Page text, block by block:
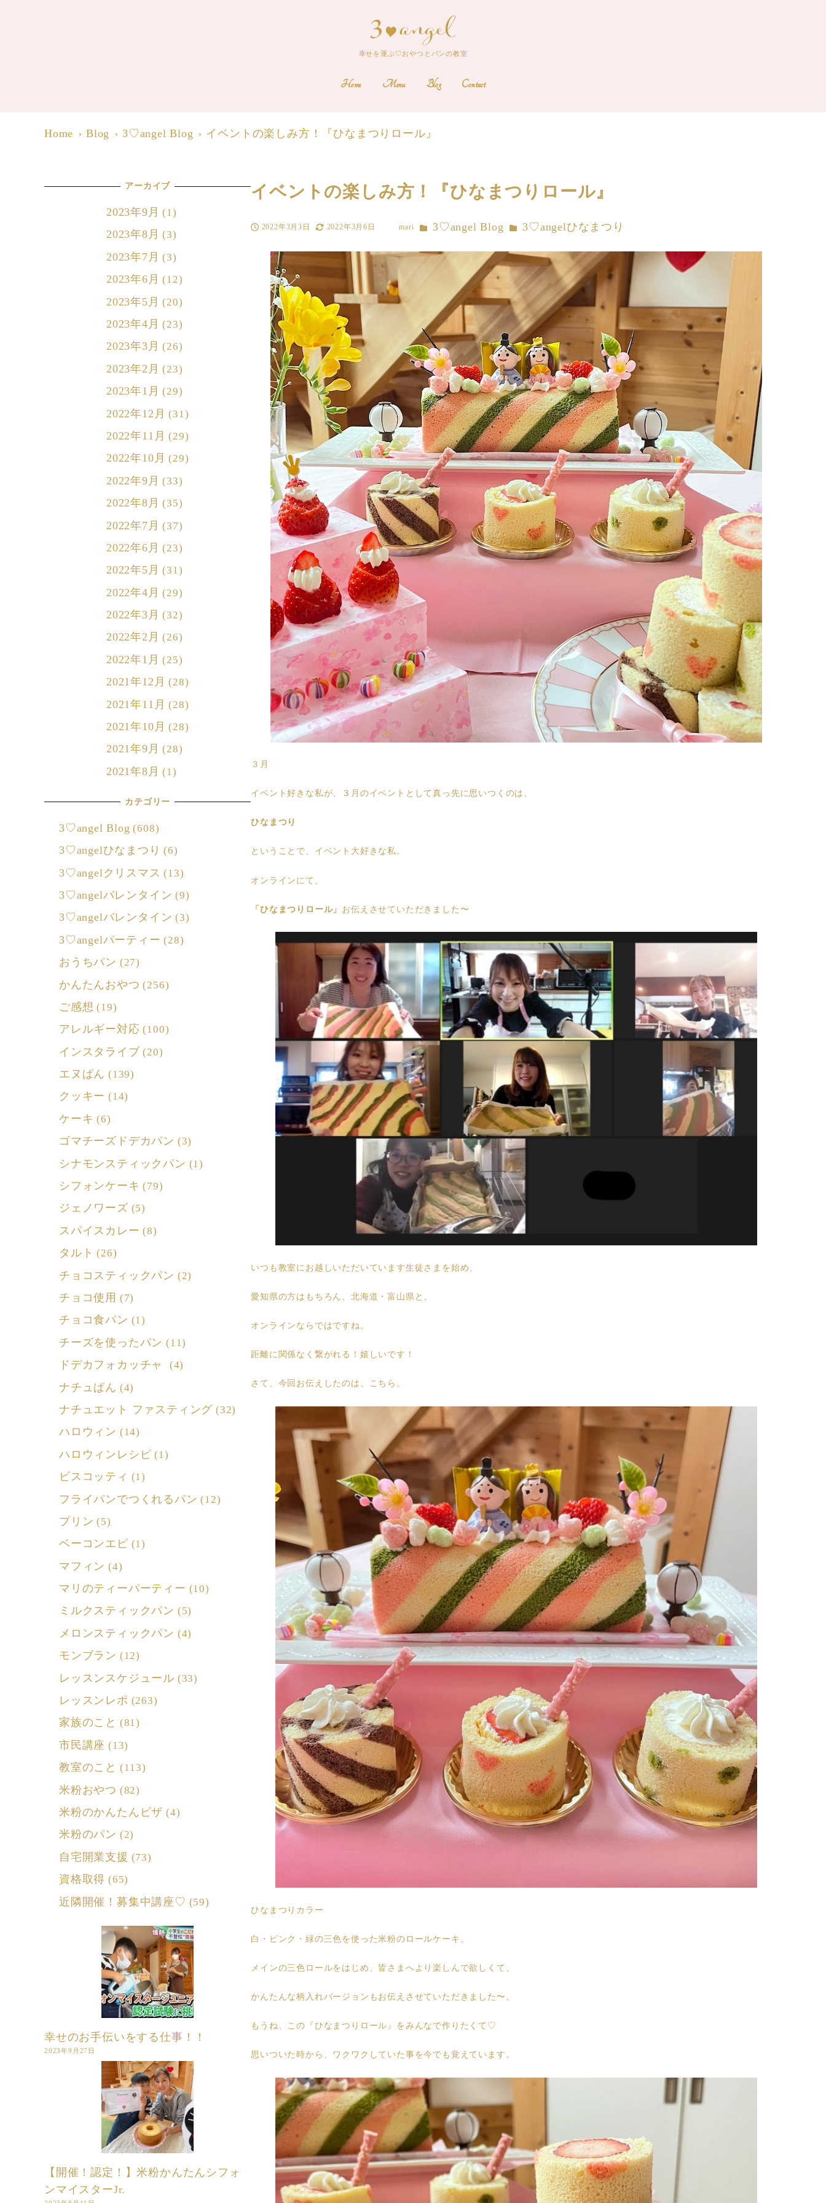
幸せを運ぶ♡おやつとパンの教室
Home Menu Blog Contact
Home Blog 3♡angel Blog イベントの楽しみ方！『ひなまつりロール』
イベントの楽しみ方！『ひなまつりロール』
投稿日
2022年3月3日
更新日
2022年3月6日 mari カテゴリー
3♡angel Blog カテゴリー
3♡angelひなまつり
３月
イベント好きな私が、３月のイベントとして真っ先に思いつくのは、
ひなまつり
ということで、イベント大好きな私。
オンラインにて、
「ひなまつりロール」 お伝えさせていただきました〜
いつも教室にお越しいただいています生徒さまを始め、
愛知県の方はもちろん、北海道・富山県と、
オンラインならではですね。
距離に関係なく繋がれる！嬉しいです！
さて、今回お伝えしたのは、こちら。
ひなまつりカラー
白・ピンク・緑の三色を使った米粉のロールケーキ。
メインの三色ロールをはじめ、皆さまへより楽しんで欲しくて、
かんたんな柄入れバージョンもお伝えさせていただきました〜。
もうね、この『ひなまつりロール』をみんなで作りたくて♡
思いついた時から、ワクワクしていた事を今でも覚えています。
アーカイブ
2023年9月 (1)
2023年8月 (3)
2023年7月 (3)
2023年6月 (12)
2023年5月 (20)
2023年4月 (23)
2023年3月 (26)
2023年2月 (23)
2023年1月 (29)
2022年12月 (31)
2022年11月 (29)
2022年10月 (29)
2022年9月 (33)
2022年8月 (35)
2022年7月 (37)
2022年6月 (23)
2022年5月 (31)
2022年4月 (29)
2022年3月 (32)
2022年2月 (26)
2022年1月 (25)
2021年12月 (28)
2021年11月 (28)
2021年10月 (28)
2021年9月 (28)
2021年8月 (1)
カテゴリー
3♡angel Blog (608)
3♡angelひなまつり (6)
3♡angelクリスマス (13)
3♡angelバレンタイン (9)
3♡angelバレンタイン (3)
3♡angelパーティー (28)
おうちパン (27)
かんたんおやつ (256)
ご感想 (19)
アレルギー対応 (100)
インスタライブ (20)
エヌぱん (139)
クッキー (14)
ケーキ (6)
ゴマチーズドデカパン (3)
シナモンスティックパン (1)
シフォンケーキ (79)
ジェノワーズ (5)
スパイスカレー (8)
タルト (26)
チョコスティックパン (2)
チョコ使用 (7)
チョコ食パン (1)
チーズを使ったパン (11)
ドデカフォカッチャ (4)
ナチュぱん (4)
ナチュエット ファスティング (32)
ハロウィン (14)
ハロウィンレシピ (1)
ビスコッティ (1)
フライパンでつくれるパン (12)
プリン (5)
ベーコンエピ (1)
マフィン (4)
マリのティーパーティー (10)
ミルクスティックパン (5)
メロンスティックパン (4)
モンブラン (12)
レッスンスケジュール (33)
レッスンレポ (263)
家族のこと (81)
市民講座 (13)
教室のこと (113)
米粉おやつ (82)
米粉のかんたんピザ (4)
米粉のパン (2)
自宅開業支援 (73)
資格取得 (65)
近隣開催！募集中講座♡ (59)
幸せのお手伝いをする仕事！！
2023年9月27日
【開催！認定！】米粉かんたんシフォ
ンマイスターJr.